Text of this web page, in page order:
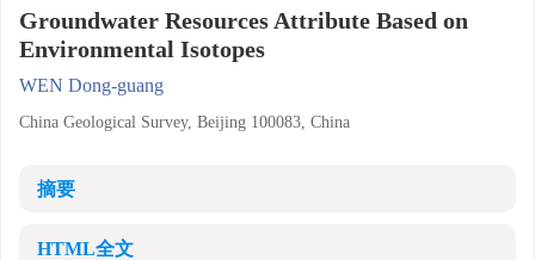
Groundwater Resources Attribute Based on
Environmental Isotopes
WEN Dong-guang
China Geological Survey, Beijing 100083, China
摘要
HTML全文